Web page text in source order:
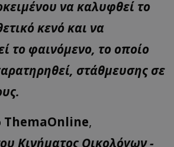
να καλυφθεί το
κενό και να
το φαινόμενο, το οποίο
στάθμευσης σε
ThemaOnline,
Κινήματος Οικολόγων -